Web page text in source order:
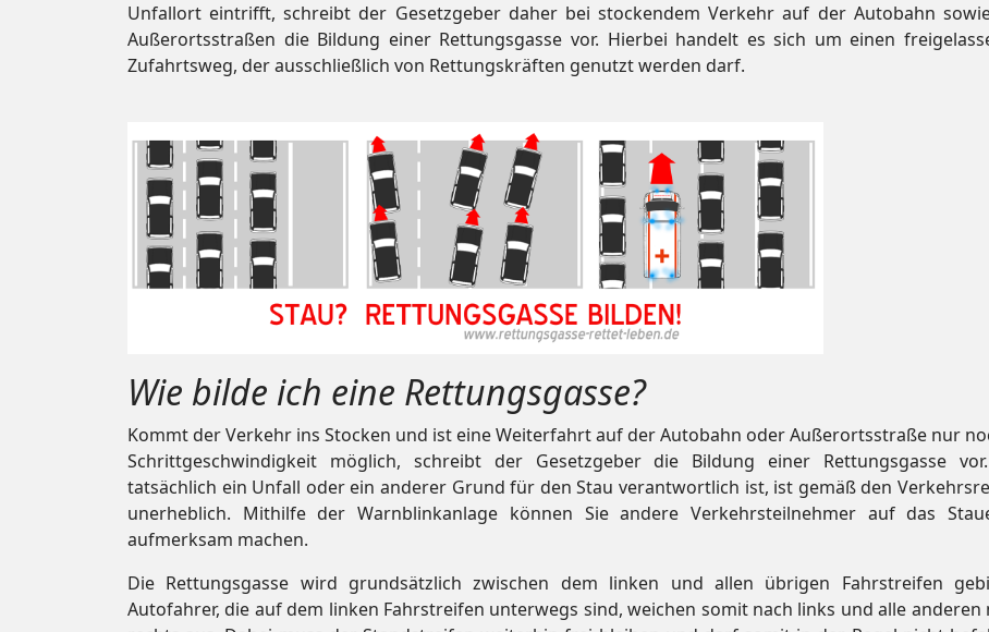
Unfallort eintrifft, schreibt der Gesetzgeber daher bei stockendem Verkehr auf der Autobahn
Außerortsstraßen die Bildung einer Rettungsgasse vor. Hierbei handelt es sich um einen
Zufahrtsweg, der ausschließlich von Rettungskräften genutzt werden darf.
Wie bilde ich eine Rettungsgasse?
Kommt der Verkehr ins Stocken und ist eine Weiterfahrt auf der Autobahn oder Außerortsstraße nur
Schrittgeschwindigkeit möglich, schreibt der Gesetzgeber die Bildung einer Rettungsgasse
tatsächlich ein Unfall oder ein anderer Grund für den Stau verantwortlich ist, ist gemäß den
unerheblich. Mithilfe der Warnblinkanlage können Sie andere Verkehrsteilnehmer auf das
aufmerksam machen.
Die Rettungsgasse wird grundsätzlich zwischen dem linken und allen übrigen Fahrstreifen
Autofahrer, die auf dem linken Fahrstreifen unterwegs sind, weichen somit nach links und alle anderen